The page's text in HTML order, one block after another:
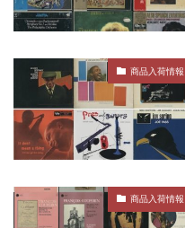
商品入荷情報
商品入荷情報